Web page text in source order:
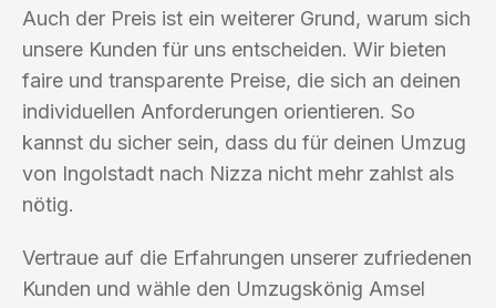
Auch der Preis ist ein weiterer Grund, warum sich
unsere Kunden für uns entscheiden. Wir bieten
faire und transparente Preise, die sich an deinen
individuellen Anforderungen orientieren. So
kannst du sicher sein, dass du für deinen Umzug
von Ingolstadt nach Nizza nicht mehr zahlst als
nötig.
Vertraue auf die Erfahrungen unserer zufriedenen
Kunden und wähle den Umzugskönig Amsel